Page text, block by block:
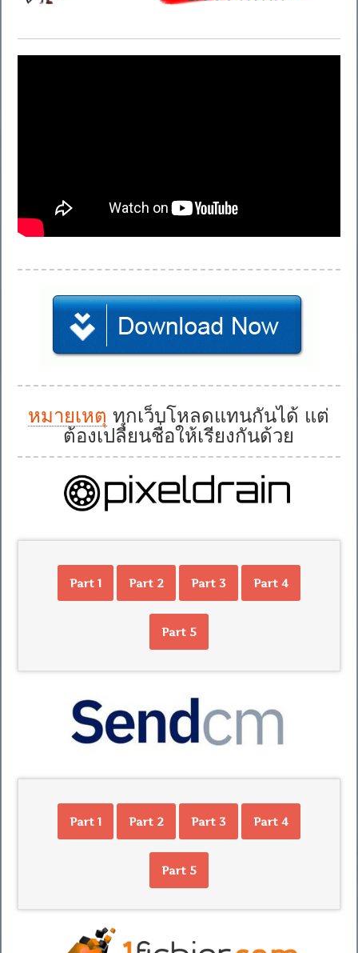
หมายเหตุ ทุกเว็บโหลดแทนกันได้ แต่
ต้องเปลี่ยนชื่อให้เรียงกันด้วย
Part 1 Part 2 Part 3 Part 4
Part 5
Part 1 Part 2 Part 3 Part 4
Part 5